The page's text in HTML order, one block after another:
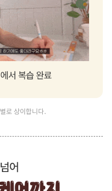
로 상이합니다.